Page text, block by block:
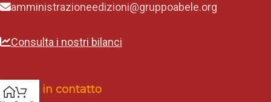
amministrazioneedizioni@gruppoabele.org
Consulta i nostri bilanci
Rimani in contatto